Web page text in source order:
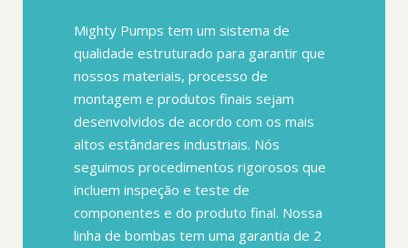
Mighty Pumps tem um sistema de
qualidade estruturado para garantir que
nossos materiais, processo de
montagem e produtos finais sejam
desenvolvidos de acordo com os mais
altos estândares industriais. Nós
seguimos procedimentos rigorosos que
incluem inspeção e teste de
componentes e do produto final. Nossa
linha de bombas tem uma garantia de 2